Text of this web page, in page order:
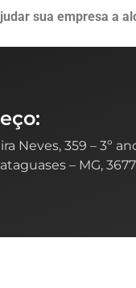
sua empresa a
Neves, 359 – 3º
– MG,